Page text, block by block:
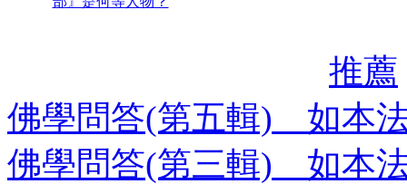
推薦
佛學問答(第五輯) 如本
佛學問答(第三輯) 如本